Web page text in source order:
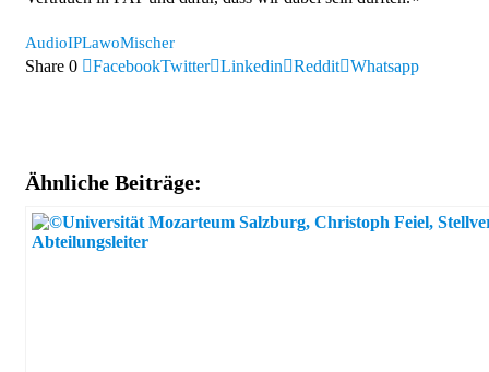
AudioIPLawoMischer
Share 0 FacebookTwitter Linkedin Reddit Whatsapp
Ähnliche Beiträge: